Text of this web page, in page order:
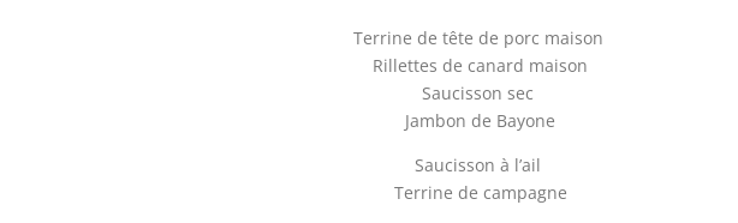
Terrine de tête de porc maison
Rillettes de canard maison
Saucisson sec
Jambon de Bayone
Saucisson à l’ail
Terrine de campagne